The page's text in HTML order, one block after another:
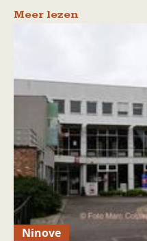
Meer lezen
Ninove